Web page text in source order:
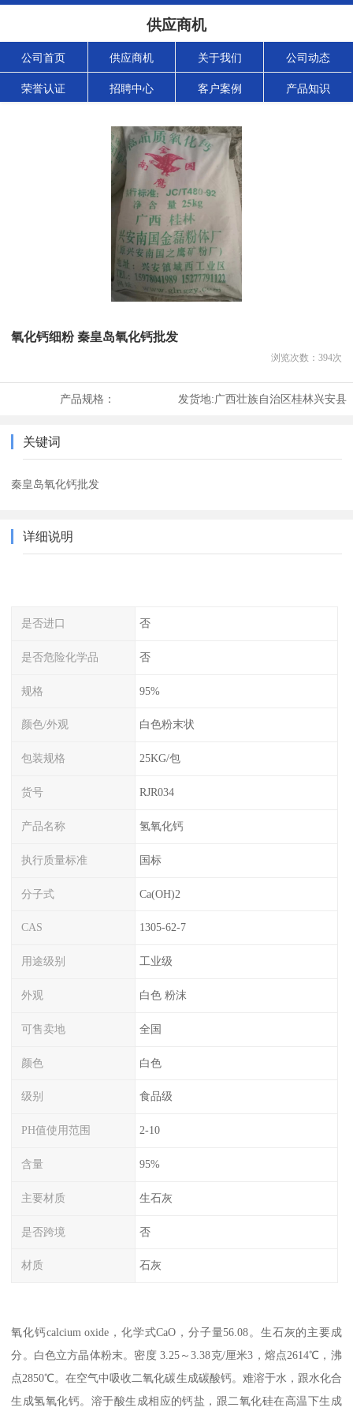
供应商机
公司首页 供应商机 关于我们 公司动态
荣誉认证 招聘中心 客户案例 产品知识
氧化钙细粉 秦皇岛氧化钙批发
浏览次数： 394次
产品规格： 发货地:广西壮族自治区桂林兴安县
关键词
秦皇岛氧化钙批发
详细说明
是否进口 否
是否危险化学品 否
规格 95%
颜色/外观 白色粉末状
包装规格 25KG/包
货号 RJR034
产品名称 氢氧化钙
执行质量标准 国标
分子式 Ca(OH)2
CAS 1305-62-7
用途级别 工业级
外观 白色 粉沫
可售卖地 全国
颜色 白色
级别 食品级
PH值使用范围 2-10
含量 95%
主要材质 生石灰
是否跨境 否
材质 石灰
氧化钙calcium oxide，化学式CaO，分子量56.08。生石灰的主要成
分。白色立方晶体粉末。密度 3.25～3.38克/厘米3，熔点2614℃，沸
点2850℃。在空气中吸收二氧化碳生成碳酸钙。难溶于水，跟水化合
生成氢氧化钙。溶于酸生成相应的钙盐，跟二氧化硅在高温下生成